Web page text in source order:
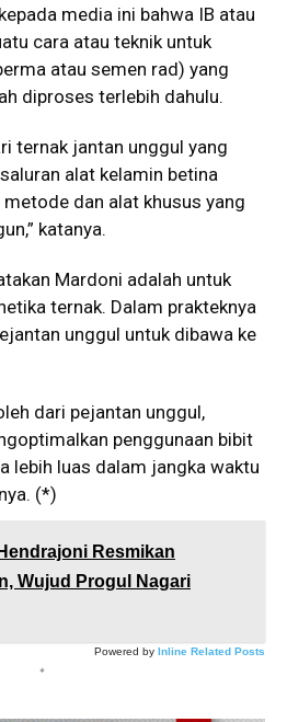
media ini bahwa IB atau
cara atau teknik untuk
atau semen rad) yang
diproses terlebih dahulu.
ternak jantan unggul yang
alat kelamin betina
dan alat khusus yang
katanya.
Mardoni adalah untuk
ternak. Dalam prakteknya
unggul untuk dibawa ke
dari pejantan unggul,
penggunaan bibit
lebih luas dalam jangka waktu
(*)
Resmikan
Wujud Progul Nagari
Powered by Inline Related Posts
*